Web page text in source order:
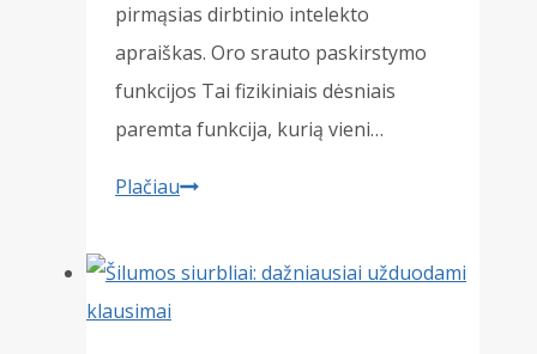
pirmąsias dirbtinio intelekto
apraiškas. Oro srauto paskirstymo
funkcijos Tai fizikiniais dėsniais
paremta funkcija, kurią vieni…
PlačiauKondicionierių
naujienos